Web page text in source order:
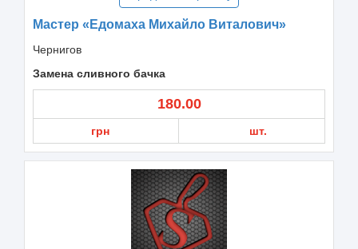
Мастер «Едомаха Михайло Виталович»
Чернигов
Замена сливного бачка
180.00
грн шт.